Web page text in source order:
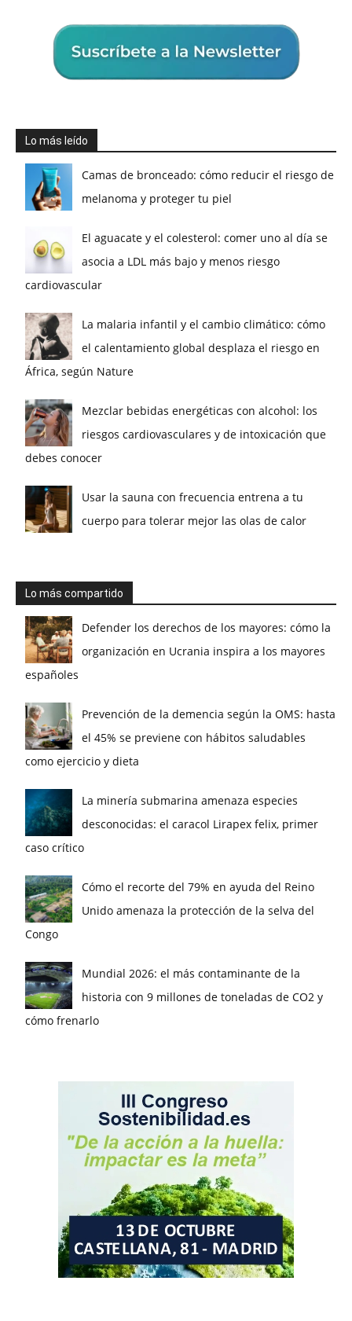
Lo más leído
Camas de bronceado: cómo reducir el riesgo de
melanoma y proteger tu piel
El aguacate y el colesterol: comer uno al día se
asocia a LDL más bajo y menos riesgo
cardiovascular
La malaria infantil y el cambio climático: cómo
el calentamiento global desplaza el riesgo en
África, según Nature
Mezclar bebidas energéticas con alcohol: los
riesgos cardiovasculares y de intoxicación que
debes conocer
Usar la sauna con frecuencia entrena a tu
cuerpo para tolerar mejor las olas de calor
Lo más compartido
Defender los derechos de los mayores: cómo la
organización en Ucrania inspira a los mayores
españoles
Prevención de la demencia según la OMS: hasta
el 45% se previene con hábitos saludables
como ejercicio y dieta
La minería submarina amenaza especies
desconocidas: el caracol Lirapex felix, primer
caso crítico
Cómo el recorte del 79% en ayuda del Reino
Unido amenaza la protección de la selva del
Congo
Mundial 2026: el más contaminante de la
historia con 9 millones de toneladas de CO2 y
cómo frenarlo